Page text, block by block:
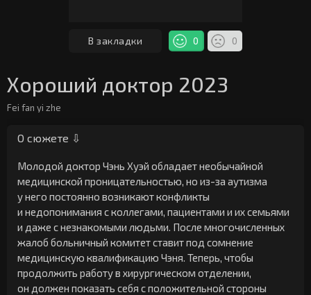
В закладки 0 0
Хороший доктор 2023
Fei fan yi zhe
О сюжете ⇩
Молодой доктор Чэнь Хуэй обладает необычайной
медицинской проницательностью, но из-за аутизма
у него постоянно возникают конфликты
и недопонимания с коллегами, пациентами и их семьями
и даже с незнакомыми людьми. После многочисленных
жалоб больничный комитет ставит под сомнение
медицинскую квалификацию Чэня. Теперь, чтобы
продолжить работу в хирургическом отделении,
он должен показать себя с положительной стороны